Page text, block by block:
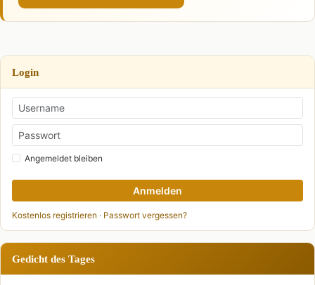
Login
Angemeldet bleiben
Anmelden
Kostenlos registrieren · Passwort vergessen?
Gedicht des Tages